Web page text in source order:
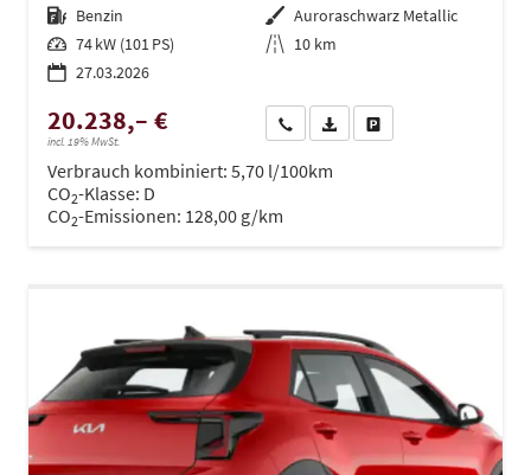
Kraftstoff Benzin Außenfarbe Auroraschwarz Metallic
Leistung 74 kW (101 PS) Kilometerstand 10 km
27.03.2026
20.238,– €
incl. 19% MwSt.
Wir rufen Sie anPDF-Datei, Fahrzeugexposé
Verbrauch kombiniert: 5,70 l/100km
CO2-Klasse: D
CO2-Emissionen: 128,00 g/km